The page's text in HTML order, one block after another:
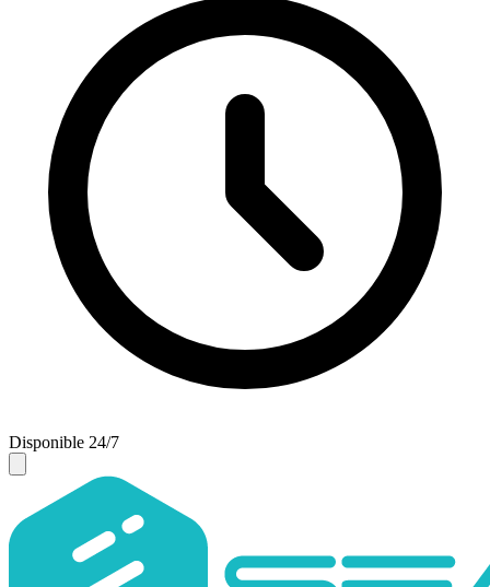
Disponible 24/7